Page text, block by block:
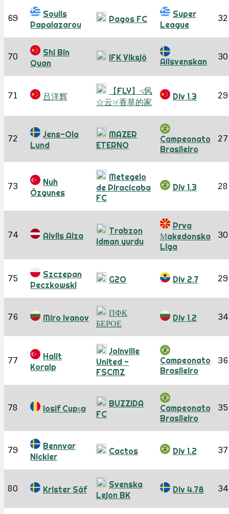
69
Soulis
Papalazarou
Pagos FC
Super
League
32
70
Shi Bin
Quan
IFK Viksjö Allsvenskan 30
71 吕洋辉
【FLY】≮风
☆云≯ 香草的家
Div 1.3 29
72
Jens-Ola
Lund
MAZER
ETERNO
Campeonato
Brasileiro
27
73
Nuh
Özgunes
Metegelo
de Piracicaba
FC
Div 1.3 28
74 Aivils Aiza
Trabzon
idman yurdu
Prva
Мakedonska
Liga
30
75
Szczepan
Peczkowski
G2O Div 2.7 29
76 Miro Ivanov
ПФК
БЕРОЕ
Div 1.2 34
77
Halit
Koralp
Joinville
United -
FSCMZ
Campeonato
Brasileiro
36
78 Iosif Cupșa
BUZZIDA
FC
Campeonato
Brasileiro
35
79
Bennvar
Nickler
Cactos Div 1.2 37
80 Krister Säf
Svenska
Lejon BK
Div 4.78 34